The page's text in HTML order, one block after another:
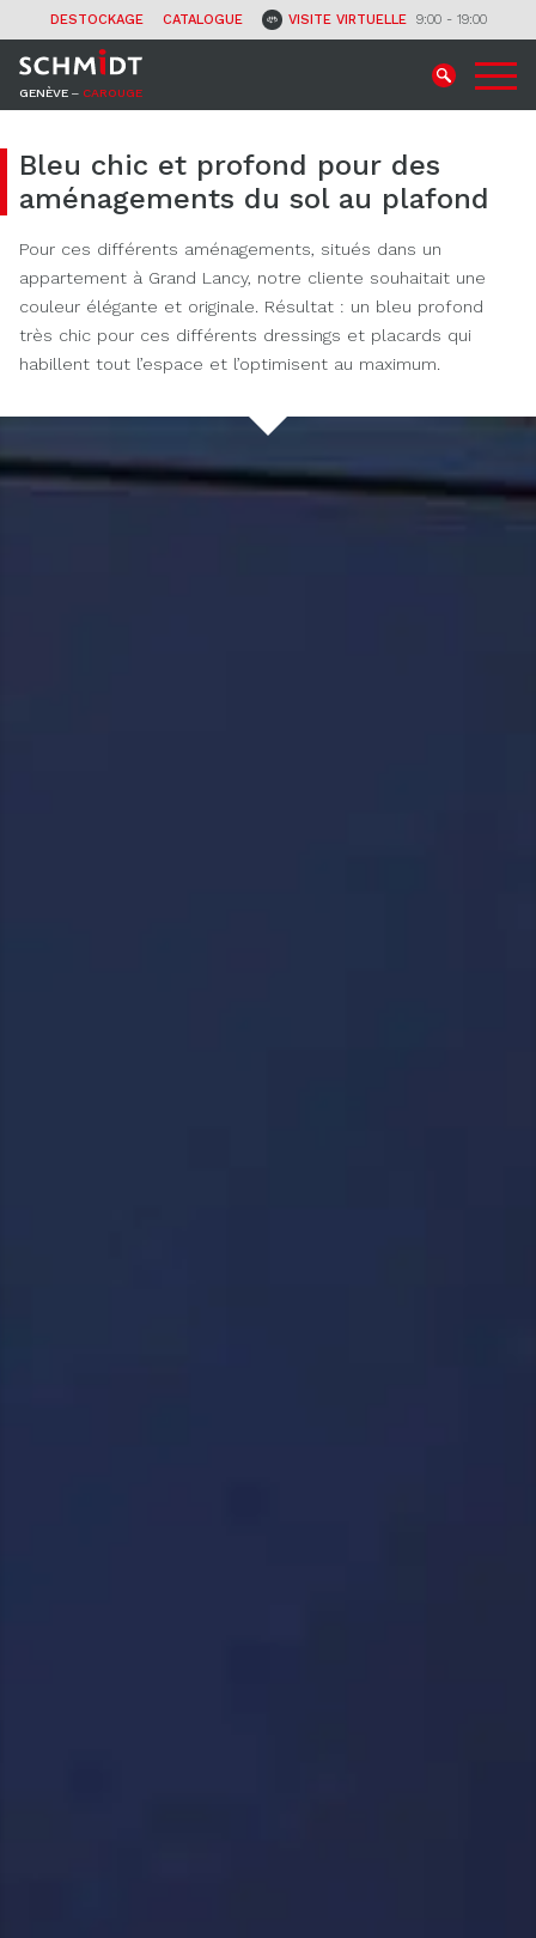
DESTOCKAGE CATALOGUE 9:00 - 19:00
VISITE VIRTUELLE
GENÈVE ‒ CAROUGE
CONTACT
Bleu chic et profond pour des
aménagements du sol au plafond
Pour ces différents aménagements, situés dans un
appartement à Grand Lancy, notre cliente souhaitait une
couleur élégante et originale. Résultat : un bleu profond
très chic pour ces différents dressings et placards qui
habillent tout l’espace et l’optimisent au maximum.